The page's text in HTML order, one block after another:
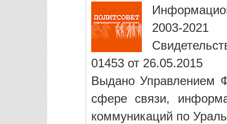
2003-2021
01453 от 26.05.2015
Выдано Управлением
сфере связи,
коммуникаций по